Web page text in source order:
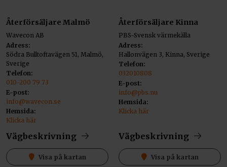
Återförsäljare Malmö
Wavecon AB
Adress:
Södra Bulltoftavägen 51, Malmö,
Sverige
Telefon:
010-200 79 73
E-post:
info@wavecon.se
Hemsida:
Klicka här
Vägbeskrivning
Visa på kartan
Återförsäljare Kinna
PBS-Svensk värmekälla
Adress:
Hallonvägen 3, Kinna, Sverige
Telefon:
032010808
E-post:
info@pbs.nu
Hemsida:
Klicka här
Vägbeskrivning
Visa på kartan